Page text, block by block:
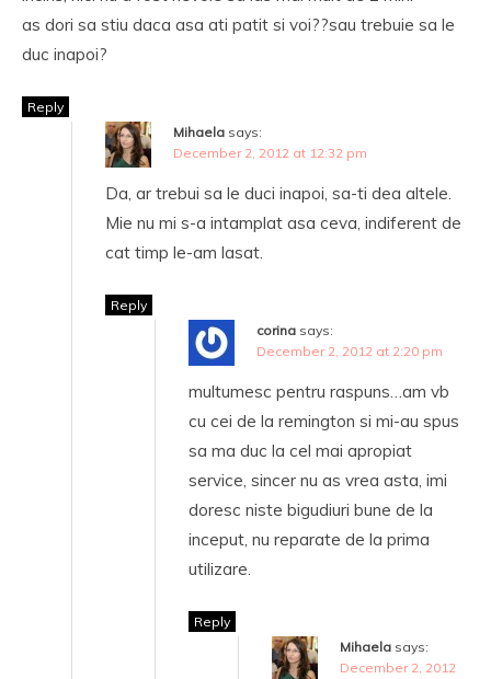
as dori sa stiu daca asa ati patit si voi??sau trebuie sa le
duc inapoi?
Reply
Mihaela says:
December 2, 2012 at 12:32 pm
Da, ar trebui sa le duci inapoi, sa-ti dea altele.
Mie nu mi s-a intamplat asa ceva, indiferent de
cat timp le-am lasat.
Reply
corina says:
December 2, 2012 at 2:20 pm
multumesc pentru raspuns…am vb
cu cei de la remington si mi-au spus
sa ma duc la cel mai apropiat
service, sincer nu as vrea asta, imi
doresc niste bigudiuri bune de la
inceput, nu reparate de la prima
utilizare.
Reply
Mihaela says:
December 2, 2012